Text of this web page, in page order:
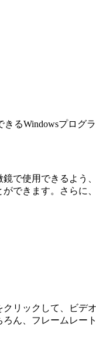
るWindowsプログ
で使用できるよう
できます。さら
リックして、ビデ
ん、フレームレー